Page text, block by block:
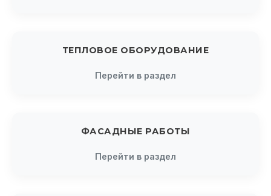
ТЕПЛОВОЕ ОБОРУДОВАНИЕ
Перейти в раздел
ФАСАДНЫЕ РАБОТЫ
Перейти в раздел